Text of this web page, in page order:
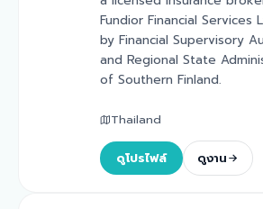
Fundior Financial Services
by Financial Supervisory
and Regional State
of Southern Finland.
Thailand
ดูโปรไฟล์ ดูงาน